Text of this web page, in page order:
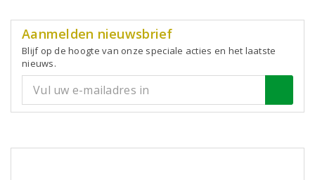
Aanmelden nieuwsbrief
Blijf op de hoogte van onze speciale acties en het laatste
nieuws.